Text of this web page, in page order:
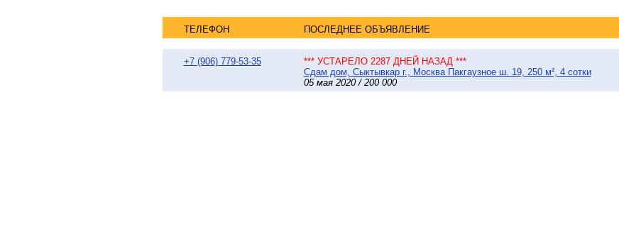
ТЕЛЕФОН ПОСЛЕДНЕЕ ОБЪЯВЛЕНИЕ
+7 (906) 779-53-35
*** УСТАРЕЛО 2287 ДНЕЙ НАЗАД ***
Сдам дом, Сыктывкар г., Москва Пакгаузное ш. 19, 250 м², 4 сотки
05 мая 2020 / 200 000